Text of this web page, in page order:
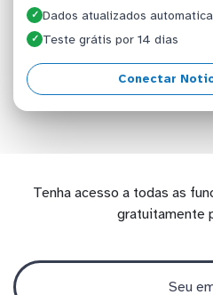
✓ Dados atualizados
✓ Teste grátis por 14 dias
Conectar
Tenha acesso a todas as
gratuitamente